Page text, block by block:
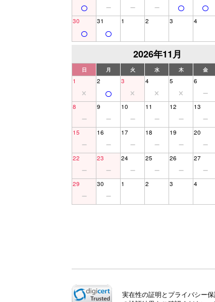
30 31 1 2 3 4
2026年11月
日 月 火 水 木 金
1 2 3 4 5 6
8 9 10 11 12 13
15 16 17 18 19 20
22 23 24 25 26 27
29 30 1 2 3 4
実在性の証明とプライバシー